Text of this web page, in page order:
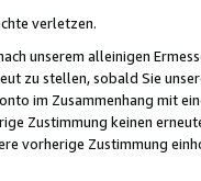
verletzen.
unserem alleinigen
zu stellen, sobald Sie
im Zusammenhang mit
Zustimmung keinen
vorherige Zustimmung